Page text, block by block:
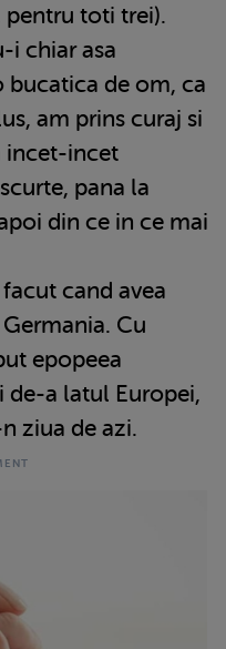
pentru toti trei).
i chiar asa
bucatica de om, ca
am prins curaj si
incet-incet
pana la
din ce in ce mai
cand avea
Cu
epopeea
a latul Europei,
ziua de azi.